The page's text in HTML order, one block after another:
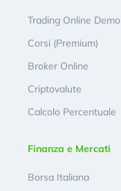
Trading Online Demo
Corsi (Premium)
Broker Online
Criptovalute
Calcolo Percentuale
Finanza e Mercati
Borsa Italiana